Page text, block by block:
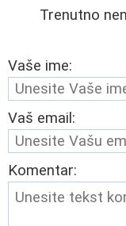
Trenutno
Vaše ime:
Vaš email:
Komentar: